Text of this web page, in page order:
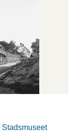
Stadsmuseet